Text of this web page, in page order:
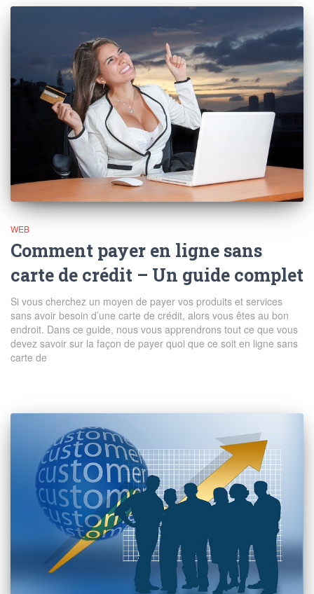
WEB
Comment payer en ligne sans
carte de crédit – Un guide complet
Si vous cherchez un moyen de payer vos produits et services
sans avoir besoin d’une carte de crédit, alors vous êtes au bon
endroit. Dans ce guide, nous vous apprendrons tout ce que vous
devez savoir sur la façon de payer quoi que ce soit en ligne sans
carte de